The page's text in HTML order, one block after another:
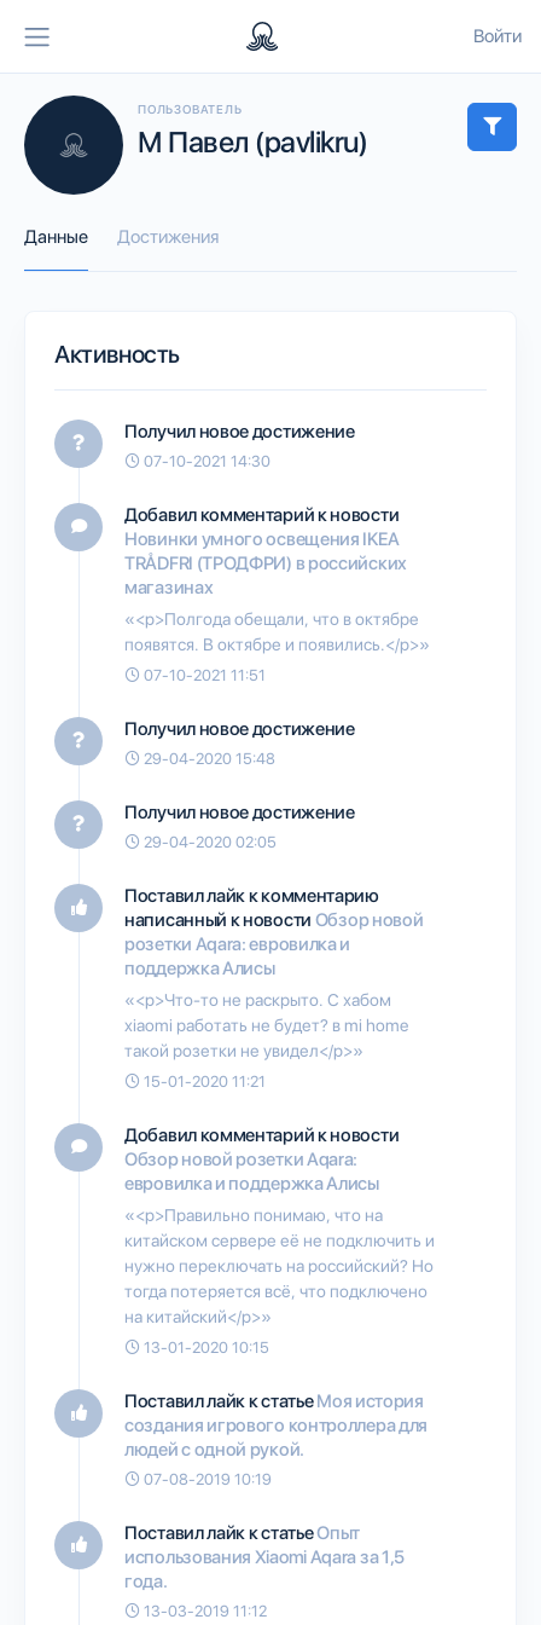
Войти
ПОЛЬЗОВАТЕЛЬ
М Павел (pavlikru)
Данные Достижения
Активность
Получил новое достижение
07-10-2021 14:30
Добавил комментарий к новости
Новинки умного освещения IKEA
TRÅDFRI (ТРОДФРИ) в российских
магазинах
«<p>Полгода обещали, что в октябре
появятся. В октябре и появились.</p>»
07-10-2021 11:51
Получил новое достижение
29-04-2020 15:48
Получил новое достижение
29-04-2020 02:05
Поставил лайк к комментарию
написанный к новости Обзор новой
розетки Aqara: евровилка и
поддержка Алисы
«<p>Что-то не раскрыто. С хабом
xiaomi работать не будет? в mi home
такой розетки не увидел</p>»
15-01-2020 11:21
Добавил комментарий к новости
Обзор новой розетки Aqara:
евровилка и поддержка Алисы
«<p>Правильно понимаю, что на
китайском сервере её не подключить и
нужно переключать на российский? Но
тогда потеряется всё, что подключено
на китайский</p>»
13-01-2020 10:15
Поставил лайк к статьеМоя история
создания игрового контроллера для
людей с одной рукой.
07-08-2019 10:19
Поставил лайк к статьеОпыт
использования Xiaomi Aqara за 1,5
года.
13-03-2019 11:12